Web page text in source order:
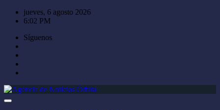
Saltar
jueves, 6 agosto 2026
6:02 PM
Síguenos